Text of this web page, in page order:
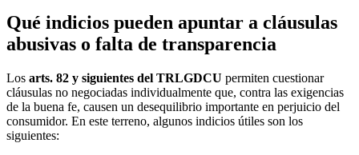
Qué indicios pueden apuntar a cláusulas
abusivas o falta de transparencia
Los arts. 82 y siguientes del TRLGDCU permiten cuestionar
cláusulas no negociadas individualmente que, contra las exigencias
de la buena fe, causen un desequilibrio importante en perjuicio del
consumidor. En este terreno, algunos indicios útiles son los
siguientes: